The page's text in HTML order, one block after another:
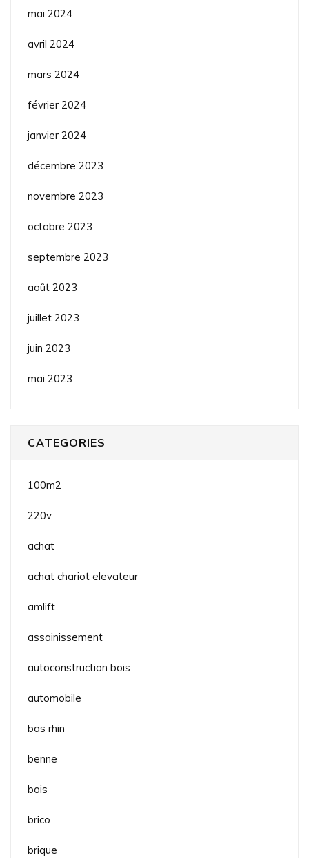
mai 2024
avril 2024
mars 2024
février 2024
janvier 2024
décembre 2023
novembre 2023
octobre 2023
septembre 2023
août 2023
juillet 2023
juin 2023
mai 2023
CATEGORIES
100m2
220v
achat
achat chariot elevateur
amlift
assainissement
autoconstruction bois
automobile
bas rhin
benne
bois
brico
brique